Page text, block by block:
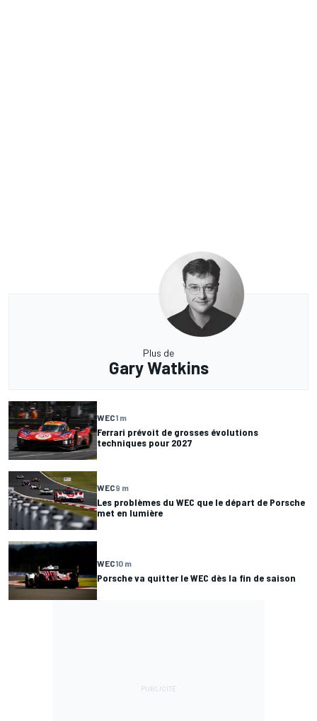
Plus de
Gary Watkins
WEC1 m
Ferrari prévoit de grosses évolutions
techniques pour 2027
WEC9 m
Les problèmes du WEC que le départ de Porsche
met en lumière
WEC10 m
Porsche va quitter le WEC dès la fin de saison